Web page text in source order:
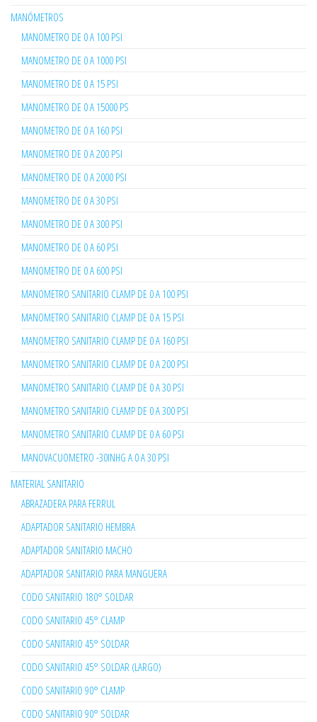
MANÓMETROS
MANOMETRO DE 0 A 100 PSI
MANOMETRO DE 0 A 1000 PSI
MANOMETRO DE 0 A 15 PSI
MANOMETRO DE 0 A 15000 PS
MANOMETRO DE 0 A 160 PSI
MANOMETRO DE 0 A 200 PSI
MANOMETRO DE 0 A 2000 PSI
MANOMETRO DE 0 A 30 PSI
MANOMETRO DE 0 A 300 PSI
MANOMETRO DE 0 A 60 PSI
MANOMETRO DE 0 A 600 PSI
MANOMETRO SANITARIO CLAMP DE 0 A 100 PSI
MANOMETRO SANITARIO CLAMP DE 0 A 15 PSI
MANOMETRO SANITARIO CLAMP DE 0 A 160 PSI
MANOMETRO SANITARIO CLAMP DE 0 A 200 PSI
MANOMETRO SANITARIO CLAMP DE 0 A 30 PSI
MANOMETRO SANITARIO CLAMP DE 0 A 300 PSI
MANOMETRO SANITARIO CLAMP DE 0 A 60 PSI
MANOVACUOMETRO -30INHG A 0 A 30 PSI
MATERIAL SANITARIO
ABRAZADERA PARA FERRUL
ADAPTADOR SANITARIO HEMBRA
ADAPTADOR SANITARIO MACHO
ADAPTADOR SANITARIO PARA MANGUERA
CODO SANITARIO 180° SOLDAR
CODO SANITARIO 45° CLAMP
CODO SANITARIO 45° SOLDAR
CODO SANITARIO 45° SOLDAR (LARGO)
CODO SANITARIO 90° CLAMP
CODO SANITARIO 90° SOLDAR